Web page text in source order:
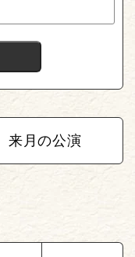
来月の公演